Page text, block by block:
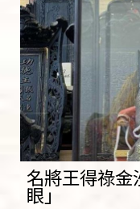
名將王得祿
眼」